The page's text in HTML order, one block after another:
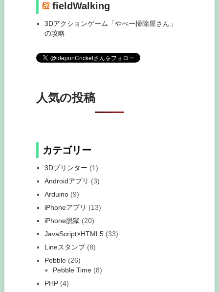
fieldWalking
3Dアクションゲーム「やべー掃除屋さん」
の攻略
人気の投稿
カテゴリー
3Dプリンター (1)
Androidアプリ (3)
Arduino(9)
iPhoneアプリ (13)
iPhone脱獄 (20)
JavaScript×HTML5(33)
Lineスタンプ(8)
Pebble(26)
Pebble Time(8)
PHP(4)